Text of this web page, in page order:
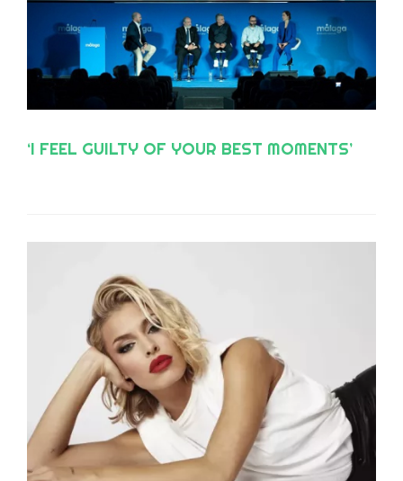
‘I FEEL GUILTY OF YOUR BEST MOMENTS’